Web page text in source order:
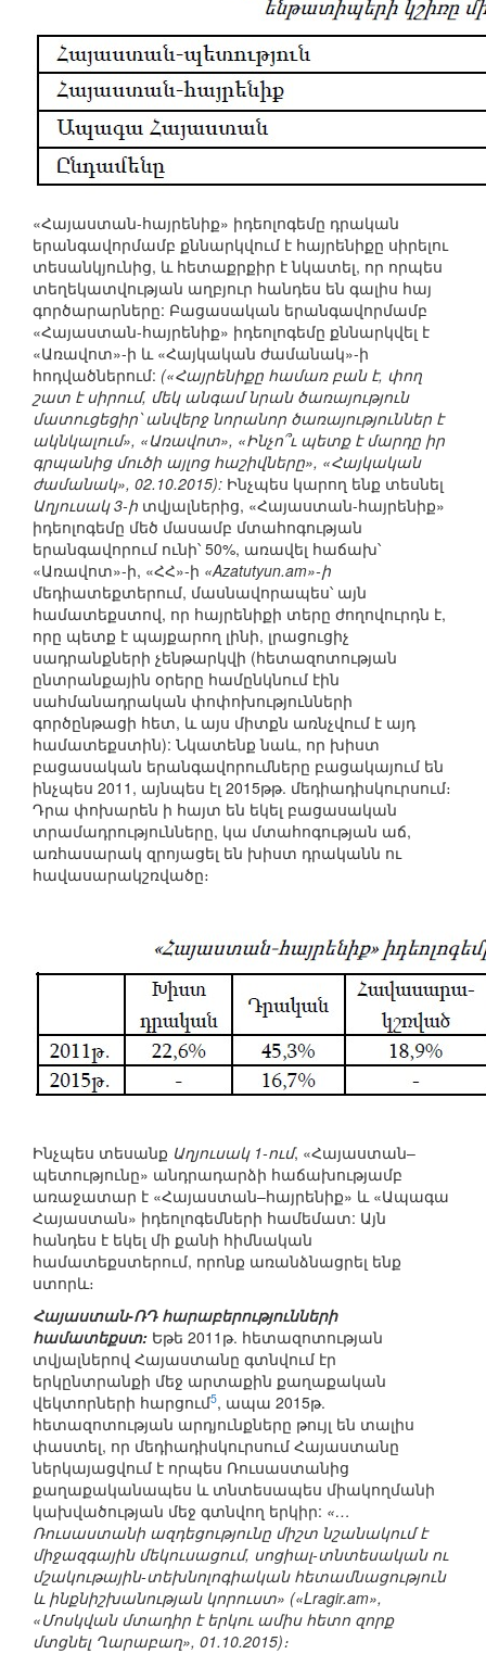
«Հայաստան-հայրենիք» իդեոլոգեմը դրական
երանգավորմամբ քննարկվում է հայրենիքը սիրելու
տեսանկյունից, և հետաքրքիր է նկատել, որ որպես
տեղեկատվության աղբյուր հանդես են գալիս հայ
գործարարները: Բացասական երանգավորմամբ
«Հայաստան-հայրենիք» իդեոլոգեմը քննարկվել է
«Առավոտ»-ի և «Հայկական ժամանակ»-ի
հոդվածներում: («Հայրենիքը համառ բան է, փող
շատ է սիրում, մեկ անգամ նրան ծառայություն
մատուցեցիր՝ անվերջ նորանոր ծառայություններ է
ակնկալում», «Առավոտ», «Ինչո՞ւ պետք է մարդը իր
գրպանից մուծի այլոց հաշիվները», «Հայկական
ժամանակ», 02.10.2015): Ինչպես կարող ենք տեսնել
Աղյուսակ 3-ի տվյալներից, «Հայաստան-հայրենիք»
իդեոլոգեմը մեծ մասամբ մտահոգության
երանգավորում ունի՝ 50%, առավել հաճախ՝
«Առավոտ»-ի, «ՀՀ»-ի «Azatutyun.am»-ի
մեդիատեքտերում, մասնավորապես՝ այն
համատեքստով, որ հայրենիքի տերը ժողովուրդն է,
որը պետք է պայքարող լինի, լրացուցիչ
սադրանքների չենթարկվի (հետազոտության
ընտրանքային օրերը համընկնում էին
սահմանադրական փոփոխությունների
գործընթացի հետ, և այս միտքն առնչվում է այդ
համատեքստին): Նկատենք նաև, որ խիստ
բացասական երանգավորումները բացակայում են
ինչպես 2011, այնպես էլ 2015թթ. մեդիադիսկուրսում։
Դրա փոխարեն ի հայտ են եկել բացասական
տրամադրությունները, կա մտահոգության աճ,
առհասարակ զրոյացել են խիստ դրականն ու
հավասարակշռվածը։
Ինչպես տեսանք Աղյուսակ 1-ում, «Հայաստան–
պետությունը» անդրադարձի հաճախությամբ
առաջատար է «Հայաստան–հայրենիք» և «Ապագա
Հայաստան» իդեոլոգեմների համեմատ: Այն
հանդես է եկել մի քանի հիմնական
համատեքստերում, որոնք առանձնացրել ենք
ստորև։
Հայաստան-ՌԴ հարաբերությունների
համատեքստ: Եթե 2011թ. հետազոտության
տվյալներով Հայաստանը գտնվում էր
երկընտրանքի մեջ արտաքին քաղաքական
վեկտորների հարցում5, ապա 2015թ.
հետազոտության արդյունքները թույլ են տալիս
փաստել, որ մեդիադիսկուրսում Հայաստանը
ներկայացվում է որպես Ռուսաստանից
քաղաքականապես և տնտեսապես միակողմանի
կախվածության մեջ գտնվող երկիր: «…
Ռուսաստանի ազդեցությունը միշտ նշանակում է
միջազգային մեկուսացում, սոցիալ-տնտեսական ու
մշակութային-տեխնոլոգիական հետամնացություն
և ինքնիշխանության կորուստ» («Lragir.am»,
«Մոսկվան մտադիր է երկու ամիս հետո զորք
մտցնել Ղարաբաղ», 01.10.2015)։